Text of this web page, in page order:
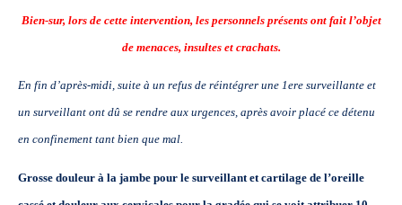
Bien-sur, lors de cette intervention, les personnels présents ont fait l’objet
de menaces, insultes et crachats.
En fin d’après-midi, suite à un refus de réintégrer une 1ere surveillante et
un surveillant ont dû se rendre aux urgences, après avoir placé ce détenu
en confinement tant bien que mal.
Grosse douleur à la jambe pour le surveillant et cartilage de l’oreille